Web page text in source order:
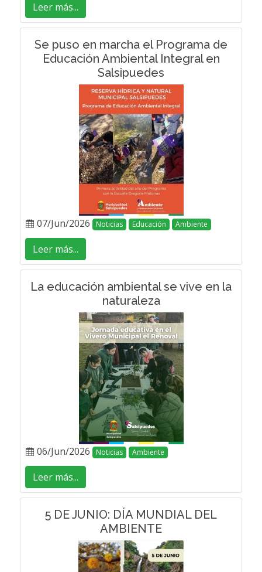
Leer más...
Se puso en marcha el Programa de
Educación Ambiental Integral en
Salsipuedes
07/Jun/2026 Noticias Educación Ambiente
Leer más...
La educación ambiental se vive en la
naturaleza
06/Jun/2026 Noticias Ambiente
Leer más...
5 DE JUNIO: DÍA MUNDIAL DEL
AMBIENTE